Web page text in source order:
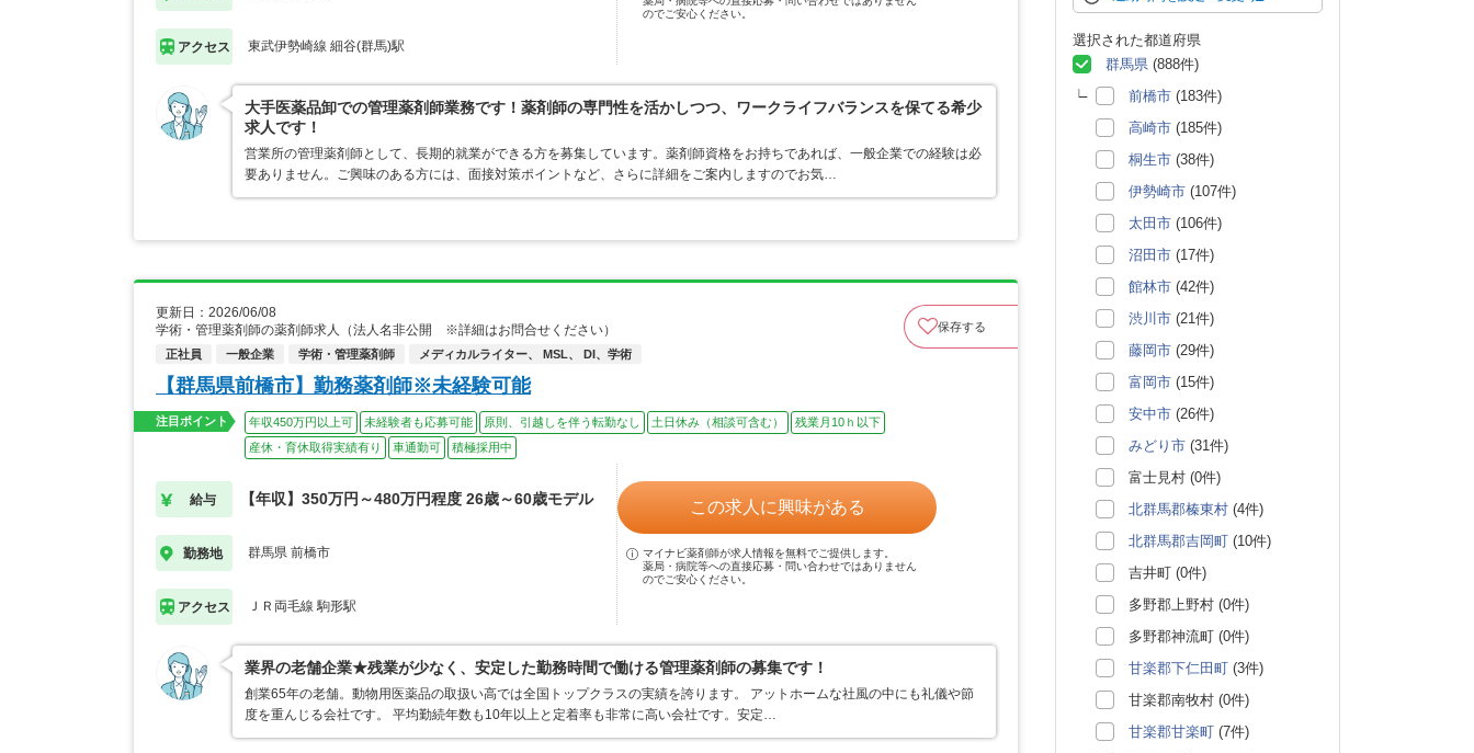
アクセス 東武伊勢崎線 細谷(群馬)駅
のでご安心ください。
大手医薬品卸での管理薬剤師業務です！薬剤師の専門性を活かしつつ、ワークライフバランスを保てる希少
求人です！
営業所の管理薬剤師として、長期的就業ができる方を募集しています。薬剤師資格をお持ちであれば、一般企業での経験は必
要ありません。ご興味のある方には、面接対策ポイントなど、さらに詳細をご案内しますのでお気…
更新日：2026/06/08
学術・管理薬剤師の薬剤師求人（法人名非公開 ※詳細はお問合せください）
正社員 一般企業 学術・管理薬剤師 メディカルライター、 MSL、 DI、学術
保存する
【群馬県前橋市】勤務薬剤師※未経験可能
注目ポイント 年収450万円以上可 未経験者も応募可能 原則、引越しを伴う転勤なし 土日休み（相談可含む）
残業月10ｈ以下
産休・育休取得実績有り
車通勤可 積極採用中
給与 【年収】350万円～480万円程度 26歳～60歳モデル
勤務地 群馬県 前橋市
アクセス ＪＲ両毛線 駒形駅
この求人に興味がある
マイナビ薬剤師が求人情報を無料でご提供します。
薬局・病院等への直接応募・問い合わせではありません
のでご安心ください。
業界の老舗企業★残業が少なく、安定した勤務時間で働ける管理薬剤師の募集です！
創業65年の老舗。動物用医薬品の取扱い高では全国トップクラスの実績を誇ります。 アットホームな社風の中にも礼儀や節
度を重んじる会社です。 平均勤続年数も10年以上と定着率も非常に高い会社です。安定…
選択された都道府県
群馬県 (888件)
前橋市 (183件)
高崎市 (185件)
桐生市 (38件)
伊勢崎市 (107件)
太田市 (106件)
沼田市 (17件)
館林市 (42件)
渋川市 (21件)
藤岡市 (29件)
富岡市 (15件)
安中市 (26件)
みどり市 (31件)
富士見村 (0件)
北群馬郡榛東村 (4件)
北群馬郡吉岡町 (10件)
吉井町 (0件)
多野郡上野村 (0件)
多野郡神流町 (0件)
甘楽郡下仁田町 (3件)
甘楽郡南牧村 (0件)
甘楽郡甘楽町 (7件)